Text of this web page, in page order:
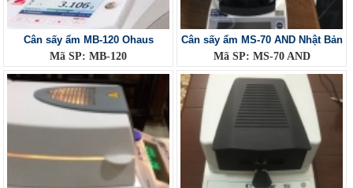
Cân sấy ẩm MB-120 Ohaus
Mã SP: MB-120
Cân sấy ẩm MS-70 AND Nhật Bản
Mã SP: MS-70 AND